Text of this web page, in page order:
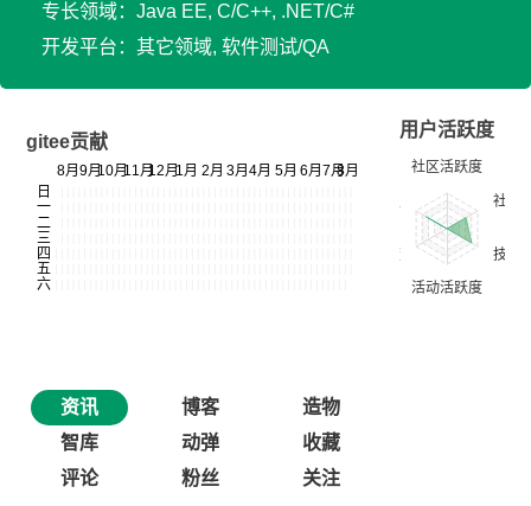
专长领域：Java EE, C/C++, .NET/C#
开发平台：其它领域, 软件测试/QA
gitee贡献
用户活跃度
资讯 博客
造物
智库
动弹
收藏
评论
粉丝 关注